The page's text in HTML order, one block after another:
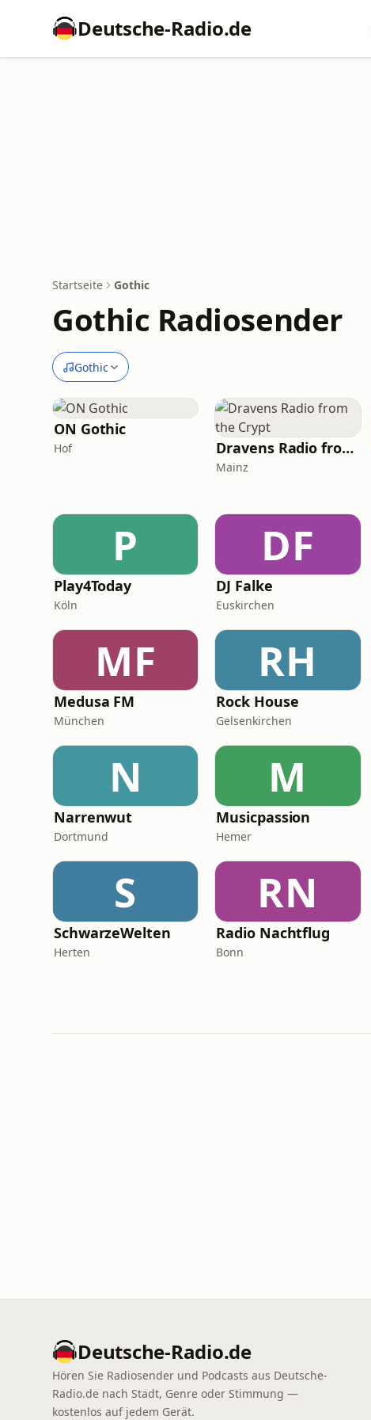
Deutsche-Radio.de
Startseite Gothic
Gothic Radiosender
Gothic
ON Gothic
Hof Dravens Radio from the Crypt
Mainz
P
Play4Today
Köln
DF
DJ Falke
Euskirchen
MF
Medusa FM
München
RH
Rock House
Gelsenkirchen
N
Narrenwut
Dortmund
M
Musicpassion
Hemer
S
SchwarzeWelten
Herten
RN
Radio Nachtflug
Bonn
Deutsche-Radio.de
Hören Sie Radiosender und Podcasts aus Deutsche-
Radio.de nach Stadt, Genre oder Stimmung —
kostenlos auf jedem Gerät.